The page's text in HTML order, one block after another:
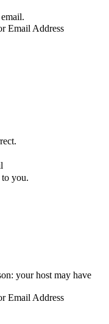
Email Address
you.
your host may have
Email Address